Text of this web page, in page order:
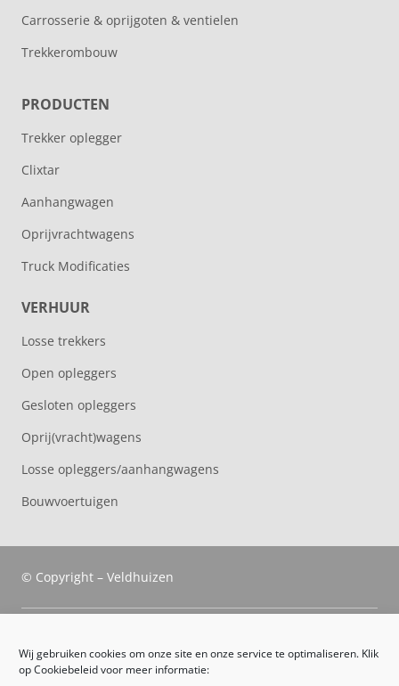
Wij gebruiken cookies om onze site en onze service te optimaliseren. Klik
op Cookiebeleid voor meer informatie:
Carrosserie & oprijgoten & ventielen
Trekkerombouw
PRODUCTEN
Trekker oplegger
Clixtar
Aanhangwagen
Oprijvrachtwagens
Truck Modificaties
VERHUUR
Losse trekkers
Open opleggers
Gesloten opleggers
Oprij(vracht)wagens
Losse opleggers/aanhangwagens
Bouwvoertuigen
© Copyright – Veldhuizen
Route